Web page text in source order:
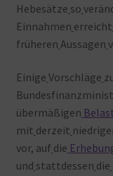
Hebesätze so
Einnahmen erreicht
früheren Aussagen
Einige Vorschläge
übermäßigen
mit derzeit
vor, auf die
und stattdessen die